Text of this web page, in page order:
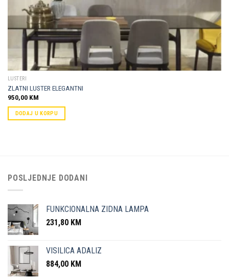
LUSTERI
ZLATNI LUSTER ELEGANTNI
950,00 KM
DODAJ U KORPU
POSLJEDNJE DODANI
FUNKCIONALNA ZIDNA LAMPA
231,80 KM
VISILICA ADALIZ
884,00 KM